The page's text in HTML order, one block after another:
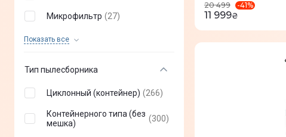
MPM (3)
ARDESTO (5)
First Austria (4)
Микрофильтр (27)
Показать всеМембранный фильтр
PureAir
Воздушный фильтр
Циклонный фильтр 10)
Фильтры тонкой очистки
Картридж фильтр
Тип пылесборника
Циклонный (контейнер) (266)
Контейнерного типа (без
мешка)
(300)
20 499
-41%
11 999₴